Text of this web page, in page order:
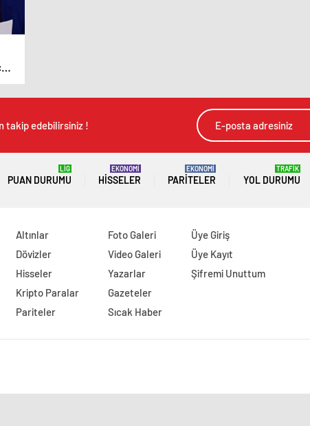
takip edebilirsiniz !
PUAN DURUMU
LİG
HISSELER
EKONOMİ
PARITELER
EKONOMİ
YOL DURUMU
TRAFİK
Altınlar
Dövizler
Hisseler
Kripto Paralar
Pariteler
Foto Galeri
Video Galeri
Yazarlar
Gazeteler
Sıcak Haber
Üye Giriş
Üye Kayıt
Şifremi Unuttum